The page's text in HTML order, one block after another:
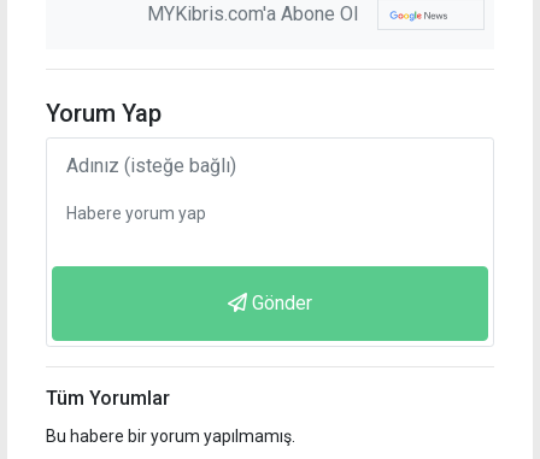
MYKibris.com'a Abone Ol
Yorum Yap
Gönder
Tüm Yorumlar
Bu habere bir yorum yapılmamış.